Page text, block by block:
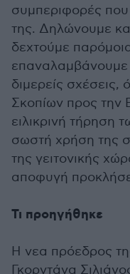
συμπεριφορές
της. Δηλώνουμε
δεχτούμε
επαναλαμβάνουμε
διμερείς
Σκοπίων προς την
ειλικρινή
σωστή χρήση της
της γειτονικής
αποφυγή
Τι προηγήθηκε
Η νεα πρόεδρος
Γκορντάνα